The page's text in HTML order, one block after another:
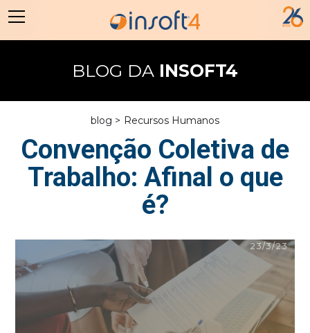
BLOG DAINSOFT4
blog > Recursos Humanos
Convenção Coletiva de
Trabalho: Afinal o que
é?
23/3/23